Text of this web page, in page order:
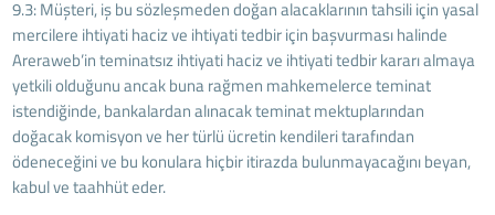
9.3: Müşteri, iş bu sözleşmeden doğan alacaklarının tahsili için yasal
mercilere ihtiyati haciz ve ihtiyati tedbir için başvurması halinde
Areraweb’in teminatsız ihtiyati haciz ve ihtiyati tedbir kararı almaya
yetkili olduğunu ancak buna rağmen mahkemelerce teminat
istendiğinde, bankalardan alınacak teminat mektuplarından
doğacak komisyon ve her türlü ücretin kendileri tarafından
ödeneceğini ve bu konulara hiçbir itirazda bulunmayacağını beyan,
kabul ve taahhüt eder.